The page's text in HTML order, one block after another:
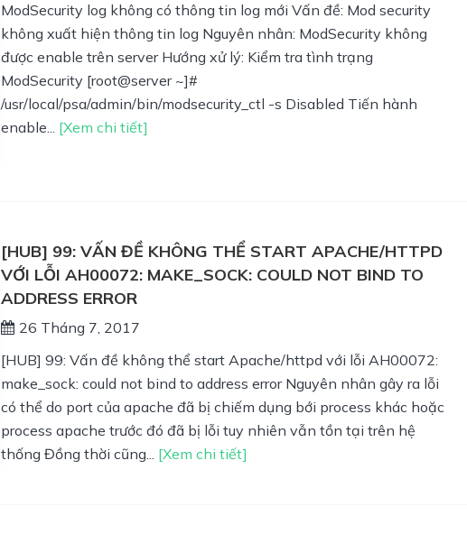
ModSecurity log không có thông tin log mới Vấn đề: Mod security
không xuất hiện thông tin log Nguyên nhân: ModSecurity không
được enable trên server Hướng xử lý: Kiểm tra tình trạng
ModSecurity [root@server ~]#
/usr/local/psa/admin/bin/modsecurity_ctl -s Disabled Tiến hành
enable... [Xem chi tiết]
[HUB] 99: VẤN ĐỀ KHÔNG THỂ START APACHE/HTTPD
VỚI LỖI AH00072: MAKE_SOCK: COULD NOT BIND TO
ADDRESS ERROR
26 Tháng 7, 2017
[HUB] 99: Vấn đề không thể start Apache/httpd với lỗi AH00072:
make_sock: could not bind to address error Nguyên nhân gây ra lỗi
có thể do port của apache đã bị chiếm dụng bới process khác hoặc
process apache trước đó đã bị lỗi tuy nhiên vẫn tồn tại trên hệ
thống Đồng thời cũng... [Xem chi tiết]